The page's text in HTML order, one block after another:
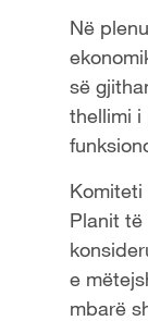
Në
së
thellimi i
Planit
e
mbarë